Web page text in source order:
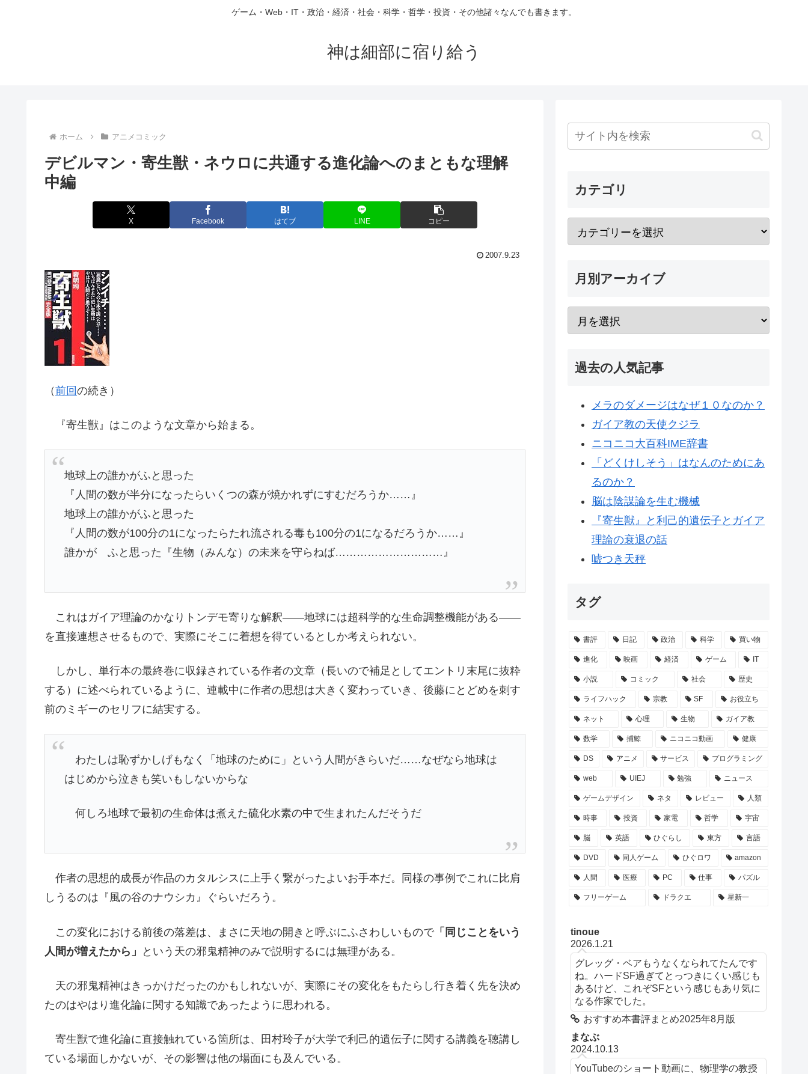
ゲーム・Web・IT・政治・経済・社会・科学・哲学・投資・その他諸々なんでも書きます。
神は細部に宿り給う
ホーム アニメコミック
デビルマン・寄生獣・ネウロに共通する進化論へのまともな理解
中編
X Facebook はてブ LINE コピー
2007.9.23
（前回の続き）
『寄生獣』はこのような文章から始まる。
地球上の誰かがふと思った
『人間の数が半分になったらいくつの森が焼かれずにすむだろうか……』
地球上の誰かがふと思った
『人間の数が100分の1になったらたれ流される毒も100分の1になるだろうか……』
誰かが ふと思った『生物（みんな）の未来を守らねば…………………………』
これはガイア理論のかなりトンデモ寄りな解釈――地球には超科学的な生命調整機能がある――
を直接連想させるもので、実際にそこに着想を得ているとしか考えられない。
しかし、単行本の最終巻に収録されている作者の文章（長いので補足としてエントリ末尾に抜粋
する）に述べられているように、連載中に作者の思想は大きく変わっていき、後藤にとどめを刺す
前のミギーのセリフに結実する。
わたしは恥ずかしげもなく「地球のために」という人間がきらいだ……なぜなら地球は
はじめから泣きも笑いもしないからな
何しろ地球で最初の生命体は煮えた硫化水素の中で生まれたんだそうだ
作者の思想的成長が作品のカタルシスに上手く繋がったよいお手本だ。同様の事例でこれに比肩
しうるのは『風の谷のナウシカ』ぐらいだろう。
この変化における前後の落差は、まさに天地の開きと呼ぶにふさわしいもので「同じことをいう
人間が増えたから」
という天の邪鬼精神のみで説明するには無理がある。
天の邪鬼精神はきっかけだったのかもしれないが、実際にその変化をもたらし行き着く先を決め
たのはやはり進化論に関する知識であったように思われる。
寄生獣で進化論に直接触れている箇所は、田村玲子が大学で利己的遺伝子に関する講義を聴講し
ている場面しかないが、その影響は他の場面にも及んでいる。
カテゴリ
月別アーカイブ
過去の人気記事
メラのダメージはなぜ１０なのか？
ガイア教の天使クジラ
ニコニコ大百科IME辞書
「どくけしそう」はなんのためにあ
るのか？
脳は陰謀論を生む機械
『寄生獣』と利己的遺伝子とガイア
理論の衰退の話
嘘つき天秤
タグ
書評 日記 政治 科学 買い物
進化 映画 経済 ゲーム IT
小説 コミック 社会 歴史
ライフハック 宗教 SF お役立ち
ネット 心理 生物 ガイア教
数学 捕鯨 ニコニコ動画 健康
DS アニメ サービス プログラミング
web UIEJ 勉強 ニュース
ゲームデザイン ネタ レビュー 人類
時事 投資 家電 哲学 宇宙
脳 英語 ひぐらし 東方 言語
DVD 同人ゲーム ひぐロワ amazon
人間 医療 PC 仕事 パズル
フリーゲーム ドラクエ 星新一
tinoue
2026.1.21
グレッグ・ベアもうなくなられてたんです
ね。ハードSF過ぎてとっつきにくい感じも
あるけど、これぞSFという感じもあり気に
なる作家でした。
おすすめ本書評まとめ2025年8月版
まなぶ
2024.10.13
YouTubeのショート動画に、物理学の教授